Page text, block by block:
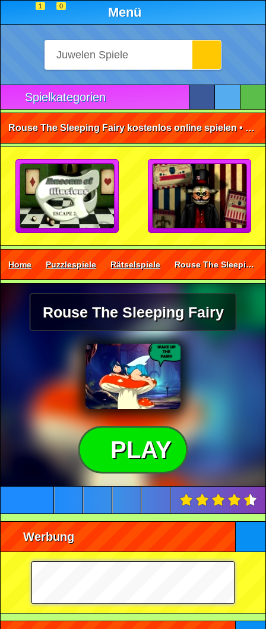
1 0 Menü
Spielkategorien
Rouse The Sleeping Fairy kostenlos online spielen • ohne Anmeldung 🕹️
Home Puzzlespiele Rätselspiele Rouse The Sleeping Fairy
Rouse The Sleeping Fairy
PLAY
Werbung